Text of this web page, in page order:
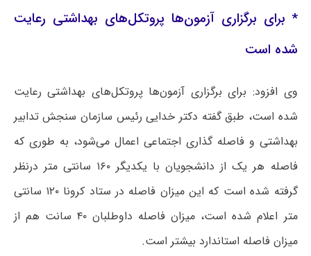
* برای برگزاری آزمون‌ها پروتکل‌های بهداشتی رعایت
شده است
وی افزود: برای برگزاری آزمون‌ها پروتکل‌های بهداشتی رعایت
شده است، طبق گفته دکتر خدایی رئیس سازمان سنجش تدابیر
بهداشتی و فاصله گذاری اجتماعی اعمال می‌شود، به طوری که
فاصله هر یک از دانشجویان با یکدیگر ۱۶۰ سانتی متر درنظر
گرفته شده است که این میزان فاصله در ستاد کرونا ۱۲۰ سانتی
متر اعلام شده است، میزان فاصله داوطلبان ۴۰ سانت هم از
میزان فاصله استاندارد بیشتر است.